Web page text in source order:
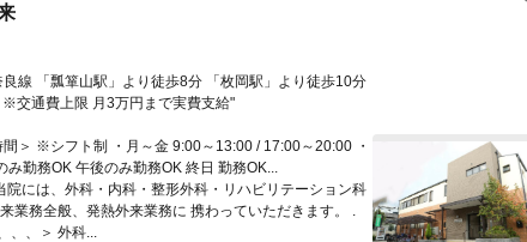
交通費上限 月3万円まで実費支給"
＞ ※シフト制 ・月～金 9:00～13:00 / 17:00～20:00 ・
み勤務OK 午後のみ勤務OK 終日 勤務OK...
院には、外科・内科・整形外科・リハビリテーション科
業務全般、発熱外来業務に 携わっていただきます。 .
、、＞ 外科...